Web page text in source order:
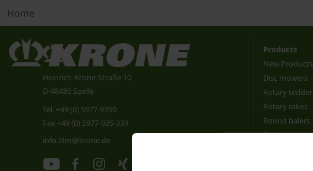
Home
Heinrich-Krone-Straße 10
D-48480 Spelle
Tel. +49 (0) 5977-9350
Fax +49 (0) 5977-935-339
info.ldm@krone.de
Products
New Products
Disc mowers
Rotary
Rotary rakes
Round balers
Bale wrappers